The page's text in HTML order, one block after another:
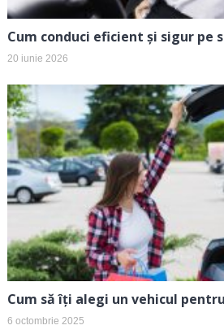
Cum conduci eficient și sigur pe
20 iunie 2026
Cum să îți alegi un vehicul
6 octombrie 2025